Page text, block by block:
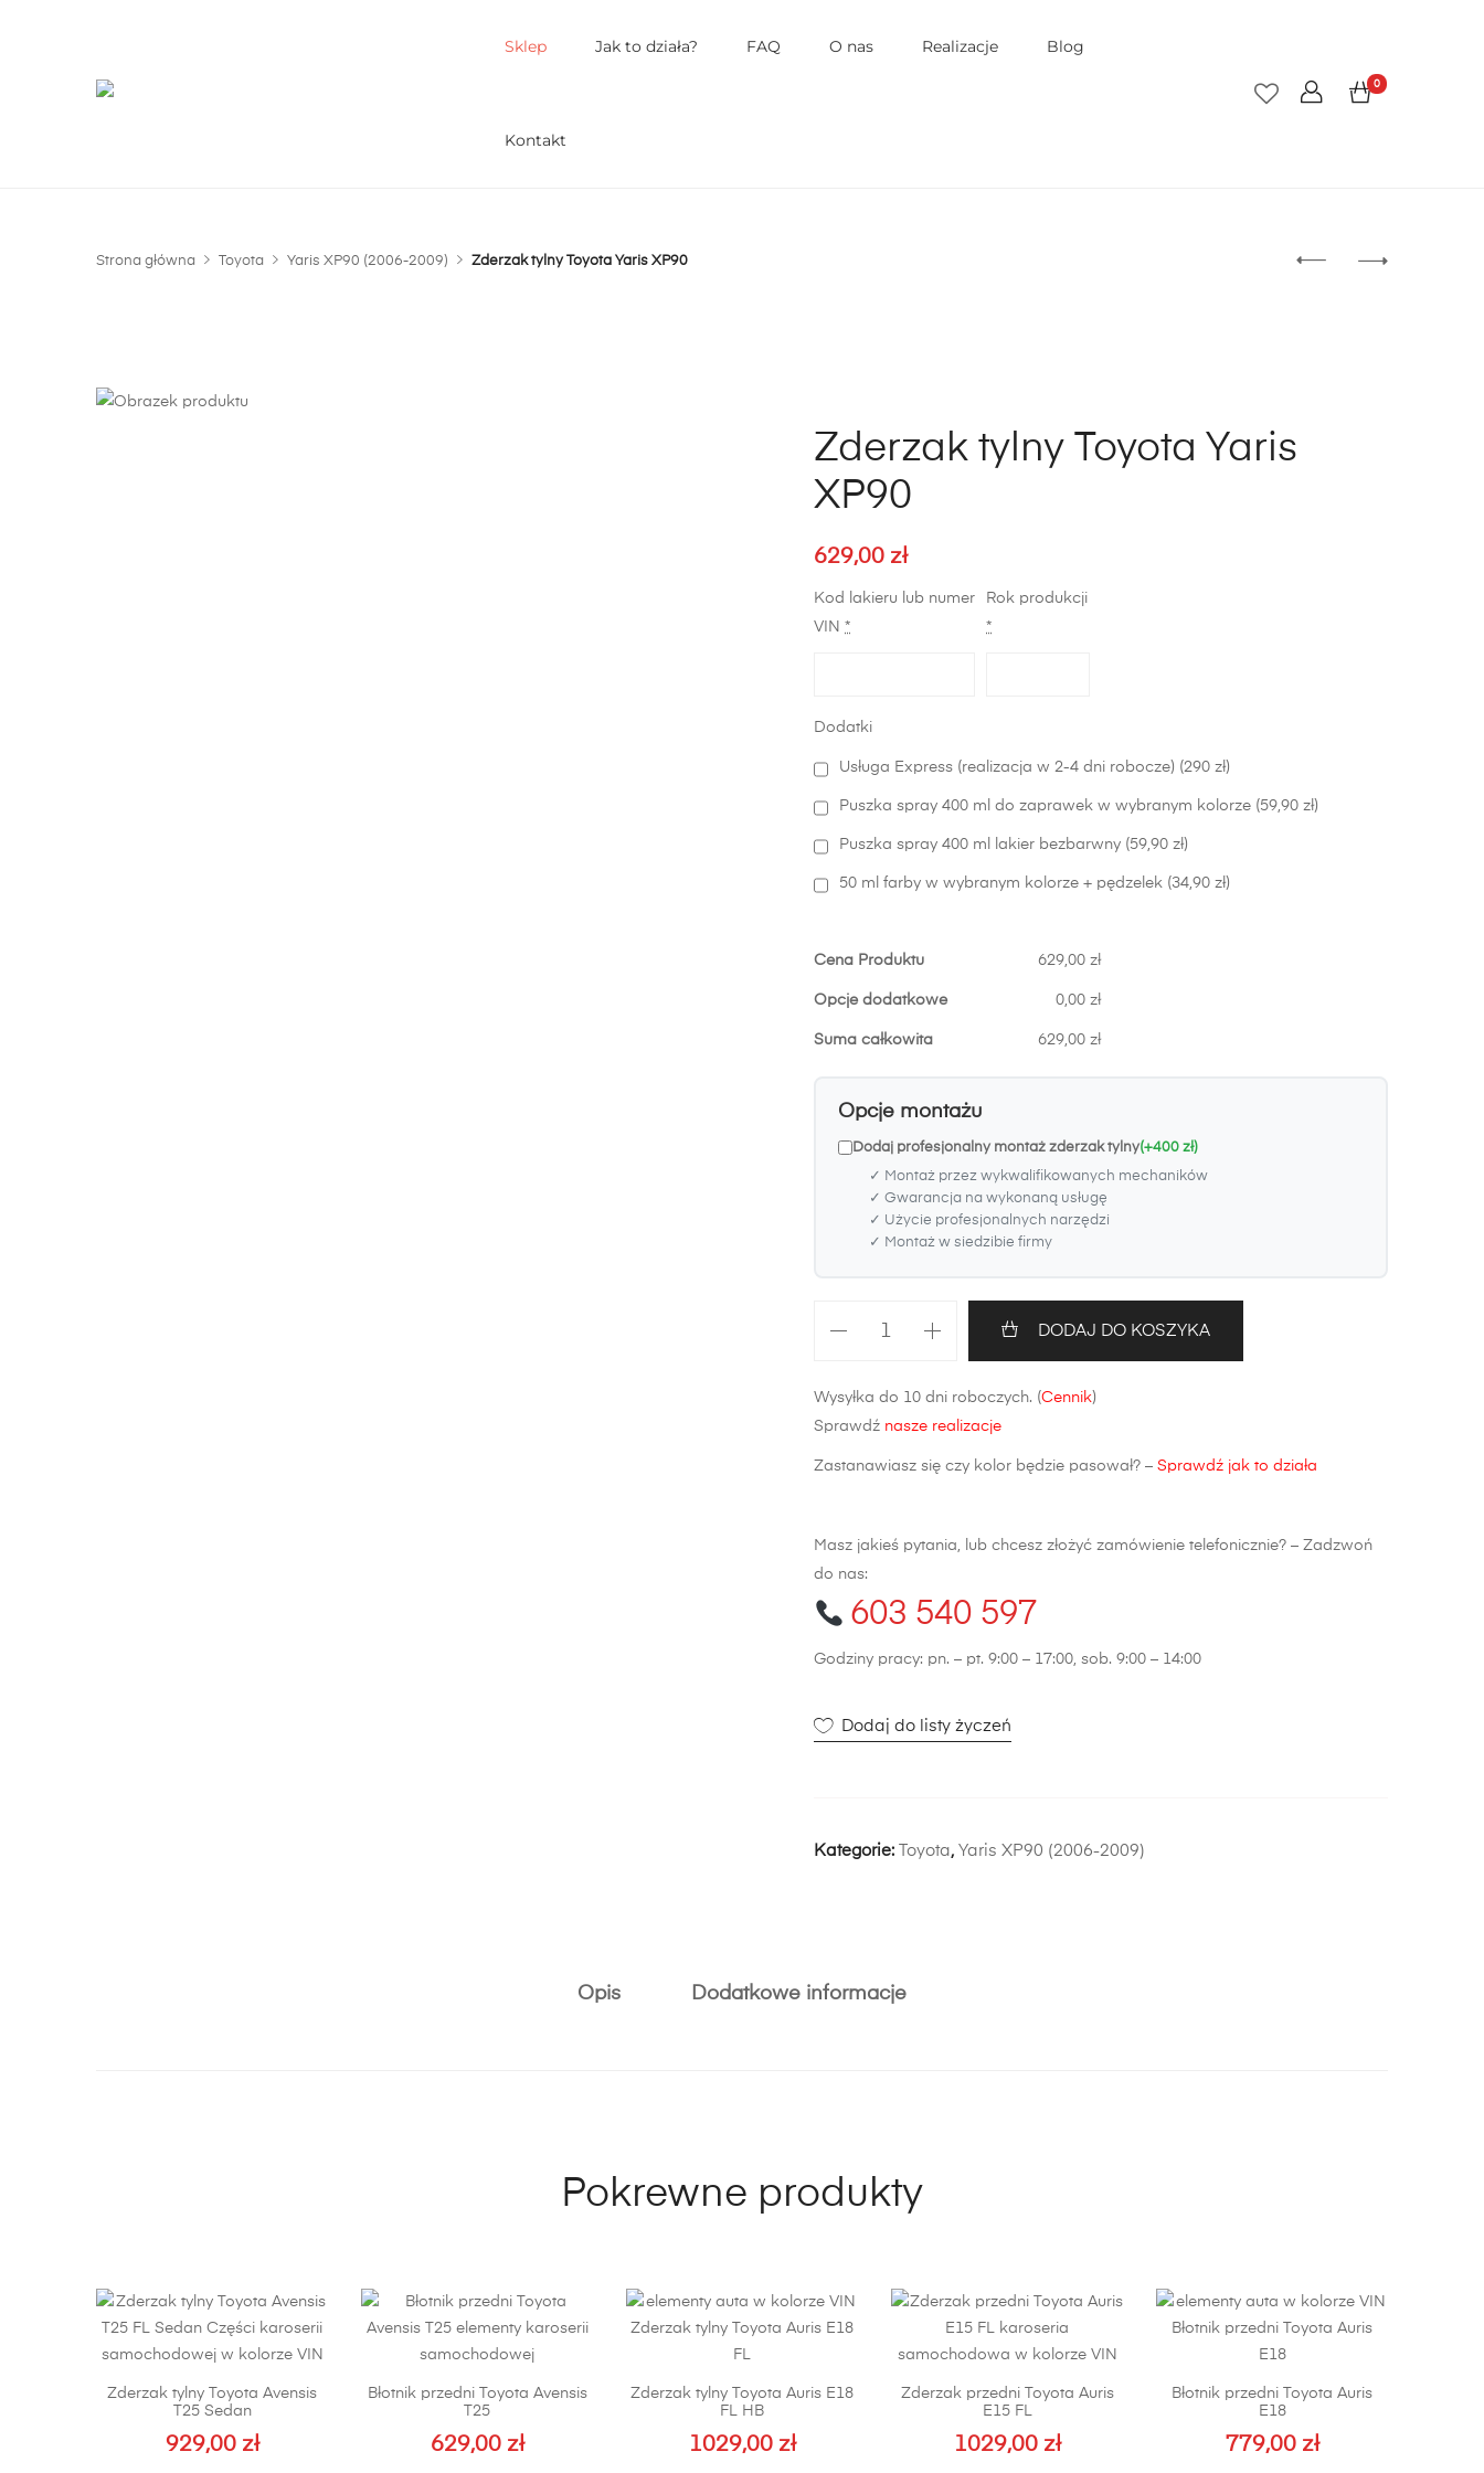
menuSklep Jak to działa? FAQ O nas Realizacje Blog
Kontakt
0
Strona główna Toyota Yaris XP90 (2006-2009) Zderzak tylny Toyota Yaris XP90
Zderzak tylny Toyota Yaris
XP90
629,00 zł
Kod lakieru lub numer
VIN *
Rok produkcji
*
Dodatki
Usługa Express (realizacja w 2-4 dni robocze) (290 zł)
Puszka spray 400 ml do zaprawek w wybranym kolorze (59,90 zł)
Puszka spray 400 ml lakier bezbarwny (59,90 zł)
50 ml farby w wybranym kolorze + pędzelek (34,90 zł)
Cena Produktu 629,00 zł
Opcje dodatkowe 0,00 zł
Suma całkowita 629,00 zł
Opcje montażu
Dodaj profesjonalny montaż zderzak tylny(+400 zł)
✓ Montaż przez wykwalifikowanych mechaników
✓ Gwarancja na wykonaną usługę
✓ Użycie profesjonalnych narzędzi
✓ Montaż w siedzibie firmy
Toyota
Yaris
XP90
DODAJ DO KOSZYKA
Wysyłka do 10 dni roboczych. (Cennik)
Sprawdź nasze realizacje
Zastanawiasz się czy kolor będzie pasował? – Sprawdź jak to działa
Masz jakieś pytania, lub chcesz złożyć zamówienie telefonicznie? – Zadzwoń
do nas:
603 540 597
Godziny pracy: pn. – pt. 9:00 – 17:00, sob. 9:00 – 14:00
Dodaj do listy życzeń
Kategorie: Toyota, Yaris XP90 (2006-2009)
Opis Dodatkowe informacje
Pokrewne produkty
Zderzak tylny Toyota Avensis
T25 Sedan
929,00 zł
Błotnik przedni Toyota Avensis
T25
629,00 zł
Zderzak tylny Toyota Auris E18
FL HB
1029,00 zł
Zderzak przedni Toyota Auris
E15 FL
1029,00 zł
Błotnik przedni Toyota Auris
E18
779,00 zł